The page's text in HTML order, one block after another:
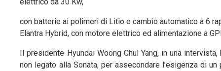
con batterie ai polimeri di Litio e cambio automatico a 6
Elantra Hybrid, con motore elettrico ed alimentazione a
Il presidente Hyundai Woong Chul Yang, in una
non legato alla Sonata, per assecondare l’esigenza di